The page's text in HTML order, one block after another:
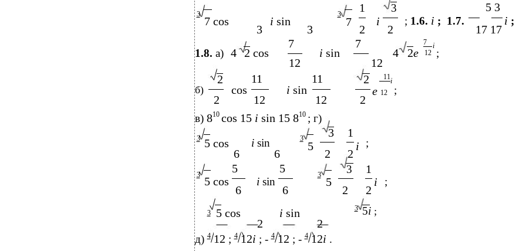
5 3
3 3 1 3
7 cos i sin i ; 1.6. i ; 1.7. i ;
7
3 3 2 2
17 17
7
7 7 i
1.8. a) 4 2 cos i sin 4 2e 12 ;
12
12
11
11 11i
2 2
б) cos i sin e 12 ;
2 12 12 2
в) 810 cos 15 i sin 15 810 ; г)
3 3 3
1
5 cos
i sin ;
5 i
6 6 2
2
5
5
3 3 3
1
5 cos
i sin ;
5 i
6 6 2 2
3 5i ;
3 5 cos i sin
2
2
д)4 12 ;4 12i ; -4 12 ; -4 12i .